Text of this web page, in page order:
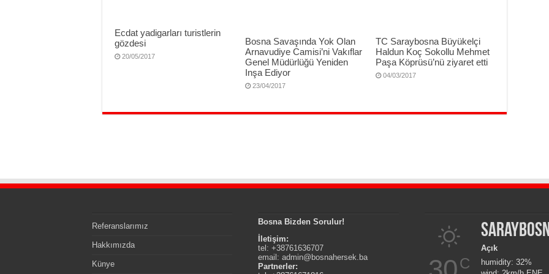
Ecdat yadigarları turistlerin
gözdesi
20/05/2017
Bosna Savaşında Yok Olan
Arnavudiye Camisi’ni Vakıflar
Genel Müdürlüğü Yeniden
Inşa Ediyor
23/04/2017
TC Saraybosna Büyükelçi
Haldun Koç Sokollu Mehmet
Paşa Köprüsü’nü ziyaret etti
04/03/2017
Referanslarımız
Hakkımızda
Künye
Bosna Bizden Sorulur!
İletişim:
tel: +38761636707
email:admin@bosnahersek.ba
Partnerler:
C
Açık
humidity: 32%